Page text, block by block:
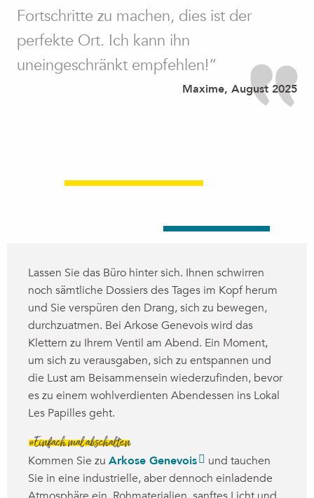
Fortschritte zu machen, dies ist der
perfekte Ort. Ich kann ihn
uneingeschränkt empfehlen!“
Maxime, August 2025
Lassen Sie das Büro hinter sich. Ihnen schwirren
noch sämtliche Dossiers des Tages im Kopf herum
und Sie verspüren den Drang, sich zu bewegen,
durchzuatmen. Bei Arkose Genevois wird das
Klettern zu Ihrem Ventil am Abend. Ein Moment,
um sich zu verausgaben, sich zu entspannen und
die Lust am Beisammensein wiederzufinden, bevor
es zu einem wohlverdienten Abendessen ins Lokal
Les Papilles geht.
#Einfach mal abschalten
Kommen Sie zu Arkose Genevois
und tauchen
Sie in eine industrielle, aber dennoch einladende